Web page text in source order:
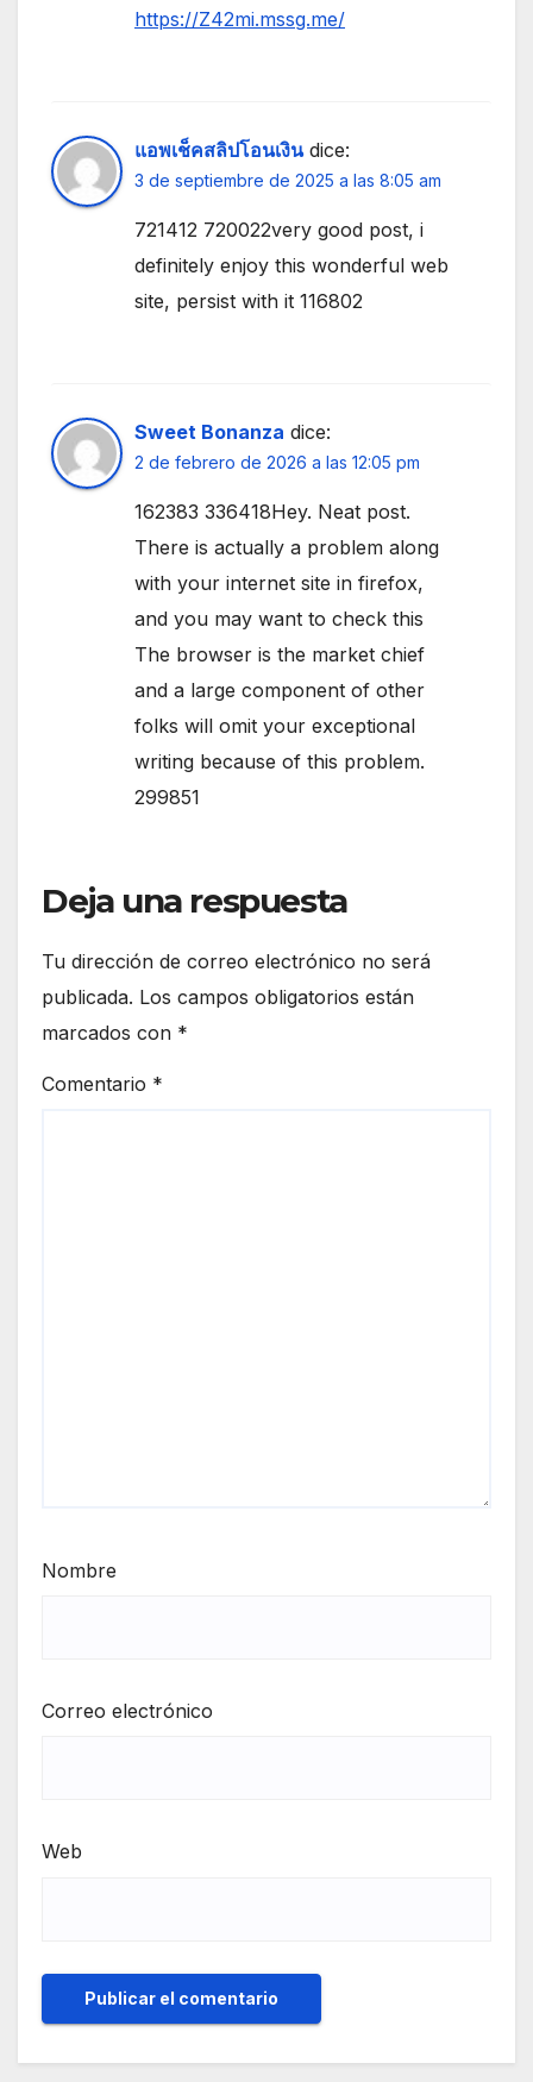
https://Z42mi.mssg.me/
แอพเช็คสลิปโอนเงิน dice:
3 de septiembre de 2025 a las 8:05 am
721412 720022very good post, i
definitely enjoy this wonderful web
site, persist with it 116802
Sweet Bonanza dice:
2 de febrero de 2026 a las 12:05 pm
162383 336418Hey. Neat post.
There is actually a problem along
with your internet site in firefox,
and you may want to check this
The browser is the market chief
and a large component of other
folks will omit your exceptional
writing because of this problem.
299851
Deja una respuesta
Tu dirección de correo electrónico no será
publicada. Los campos obligatorios están
marcados con *
Comentario *
Nombre
Correo electrónico
Web